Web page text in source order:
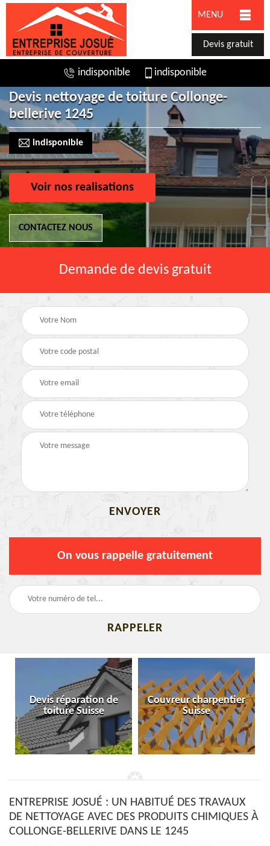
MENU
Devis gratuit
indisponible indisponible
Devis nettoyage de toiture Collonge-
bellerive 1245
indisponible
Voir nos realisations
CONTACTEZ NOUS
Demande de devis gratuit
On vous rappelle gratuitement
Devis réparation de
toiture Suisse
Couvreur charpentier
Suisse
ENTREPRISE JOSUÉ : UN HABITUÉ DES TRAVAUX
DE NETTOYAGE AVEC DES PRODUITS CHIMIQUES À
COLLONGE-BELLERIVE DANS LE 1245